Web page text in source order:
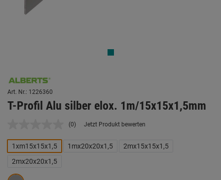
Art. Nr.: 1226360
T-Profil Alu silber elox. 1m/15x15x1,5mm
Kein
Link
auf
(0) Jetzt Produkt bewerten
1xm15x15x1,5 1mx20x20x1,5
2mx15x15x1,5
2mx20x20x1,5